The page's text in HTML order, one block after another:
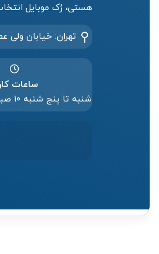
هستی، رُک موبایل انتخاب درسته٬همیشه
تهران: خیابان ولی
ساعات
شنبه تا پنج شنبه ۱۰ صبح الی 20:۳۰ شب